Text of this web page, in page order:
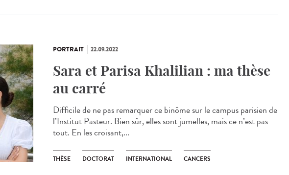
PORTRAIT 22.09.2022
Sara et Parisa Khalilian : ma thèse
au carré
Difficile de ne pas remarquer ce binôme sur le campus parisien de
l’Institut Pasteur. Bien sûr, elles sont jumelles, mais ce n’est pas
tout. En les croisant,...
THÈSE DOCTORAT INTERNATIONAL CANCERS